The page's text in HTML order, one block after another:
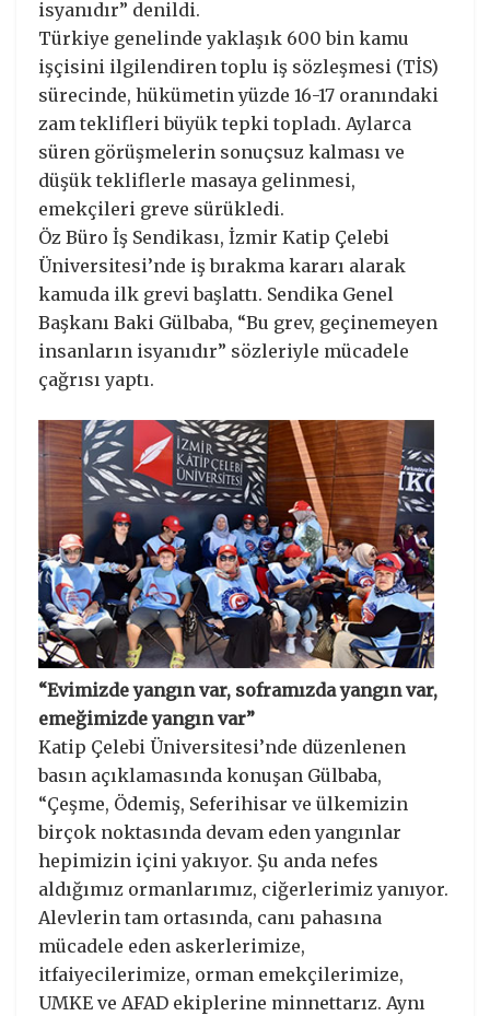
isyanıdır” denildi.
Türkiye genelinde yaklaşık 600 bin kamu
işçisini ilgilendiren toplu iş sözleşmesi (TİS)
sürecinde, hükümetin yüzde 16-17 oranındaki
zam teklifleri büyük tepki topladı. Aylarca
süren görüşmelerin sonuçsuz kalması ve
düşük tekliflerle masaya gelinmesi,
emekçileri greve sürükledi.
Öz Büro İş Sendikası, İzmir Katip Çelebi
Üniversitesi’nde iş bırakma kararı alarak
kamuda ilk grevi başlattı. Sendika Genel
Başkanı Baki Gülbaba, “Bu grev, geçinemeyen
insanların isyanıdır” sözleriyle mücadele
çağrısı yaptı.
“Evimizde yangın var, soframızda yangın var,
emeğimizde yangın var”
Katip Çelebi Üniversitesi’nde düzenlenen
basın açıklamasında konuşan Gülbaba,
“Çeşme, Ödemiş, Seferihisar ve ülkemizin
birçok noktasında devam eden yangınlar
hepimizin içini yakıyor. Şu anda nefes
aldığımız ormanlarımız, ciğerlerimiz yanıyor.
Alevlerin tam ortasında, canı pahasına
mücadele eden askerlerimize,
itfaiyecilerimize, orman emekçilerimize,
UMKE ve AFAD ekiplerine minnettarız. Aynı